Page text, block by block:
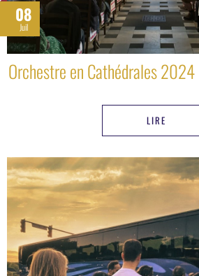
08
Juil
Orchestre en Cathédrales
LIRE